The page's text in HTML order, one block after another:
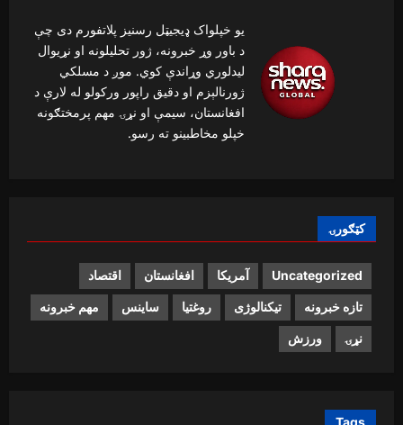
یو خپلواک ډیجیټل رسنیز پلاتفورم دی چې
د باور وړ خبرونه، ژور تحلیلونه او نړیوال
لیدلوري وړاندې کوي. موږ د مسلکي
ژورنالېزم او دقیق راپور ورکولو له لارې د
افغانستان، سیمې او نړۍ مهم پرمختګونه
خپلو مخاطبینو ته رسو.
کټګورۍ
Uncategorized آمریکا افغانستان اقتصاد
تازه خبرونه تیکنالوژی روغتیا ساینس مهم خبرونه
نړۍ ورزش
Tags